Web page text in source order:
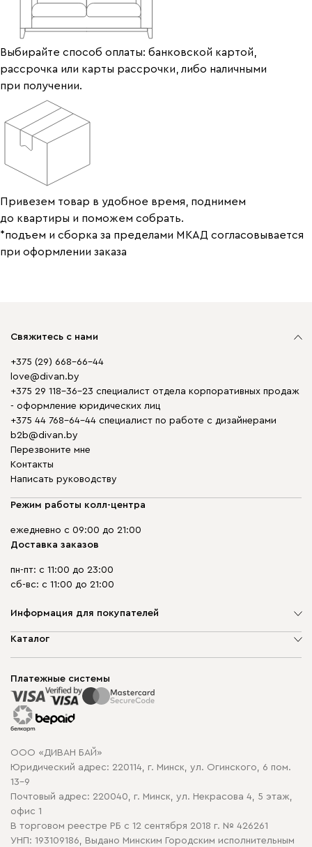
Выбирайте способ оплаты: банковской картой,
рассрочка или карты рассрочки, либо наличными
при получении.
Привезем товар в удобное время, поднимем
до квартиры и поможем собрать.
*подъем и сборка за пределами МКАД согласовывается
при оформлении заказа
Свяжитесь с нами
+375 (29) 668-66-44
love@divan.by
+375 29 118-36-23 специалист отдела корпоративных продаж
- оформление юридических лиц
+375 44 768-64-44 специалист по работе с дизайнерами
b2b@divan.by
Перезвоните мне
Контакты
Написать руководству
Режим работы колл-центра
ежедневно с 09:00 до 21:00
Доставка заказов
пн-пт: с 11:00 до 23:00
сб-вс: с 11:00 до 21:00
Информация для покупателей
О компании
Способы оплаты
Рассрочка и кредит
Гарантия
Карта сайта
Политика конфиденциальности
Политика в отношении обработки cookie
Каталог
Корпусная мебель
Распродажа мебели
Платежные системы
ООО «ДИВАН БАЙ»
Юридический адрес: 220114, г. Минск, ул. Огинского, 6 пом.
13-9
Почтовый адрес: 220040, г. Минск, ул. Некрасова 4, 5 этаж,
офис 1
В торговом реестре РБ с 12 сентября 2018 г. № 426261
УНП: 193109186, Выдано Минским Городским исполнительным